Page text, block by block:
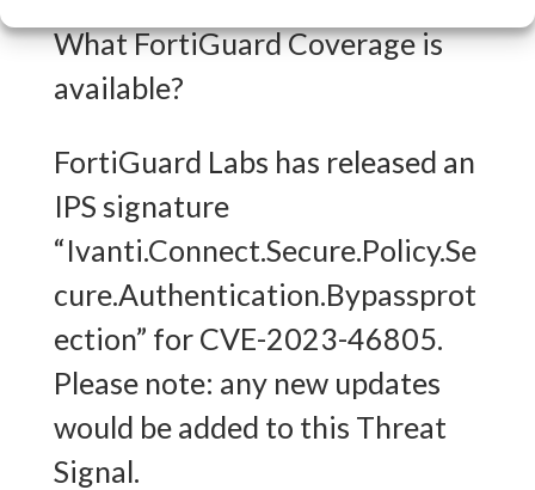
What FortiGuard Coverage is
available?
FortiGuard Labs has released an
IPS signature
“Ivanti.Connect.Secure.Policy.Se
cure.Authentication.Bypassprot
ection” for CVE-2023-46805.
Please note: any new updates
would be added to this Threat
Signal.